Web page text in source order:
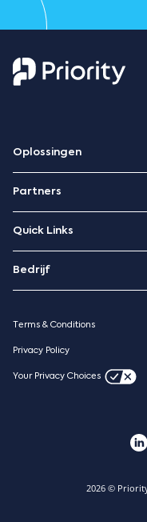
Oplossingen
ERP
Partners
Technologiepartners
Priority Market
Quick Links
‪Contacteer Ons
Bedrijf
Over ons
Pricing
Case studies
Nieuws
Terms & Conditions
Privacy Policy
Your Privacy Choices
2026 ©